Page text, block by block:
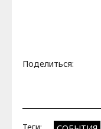
Поделиться: